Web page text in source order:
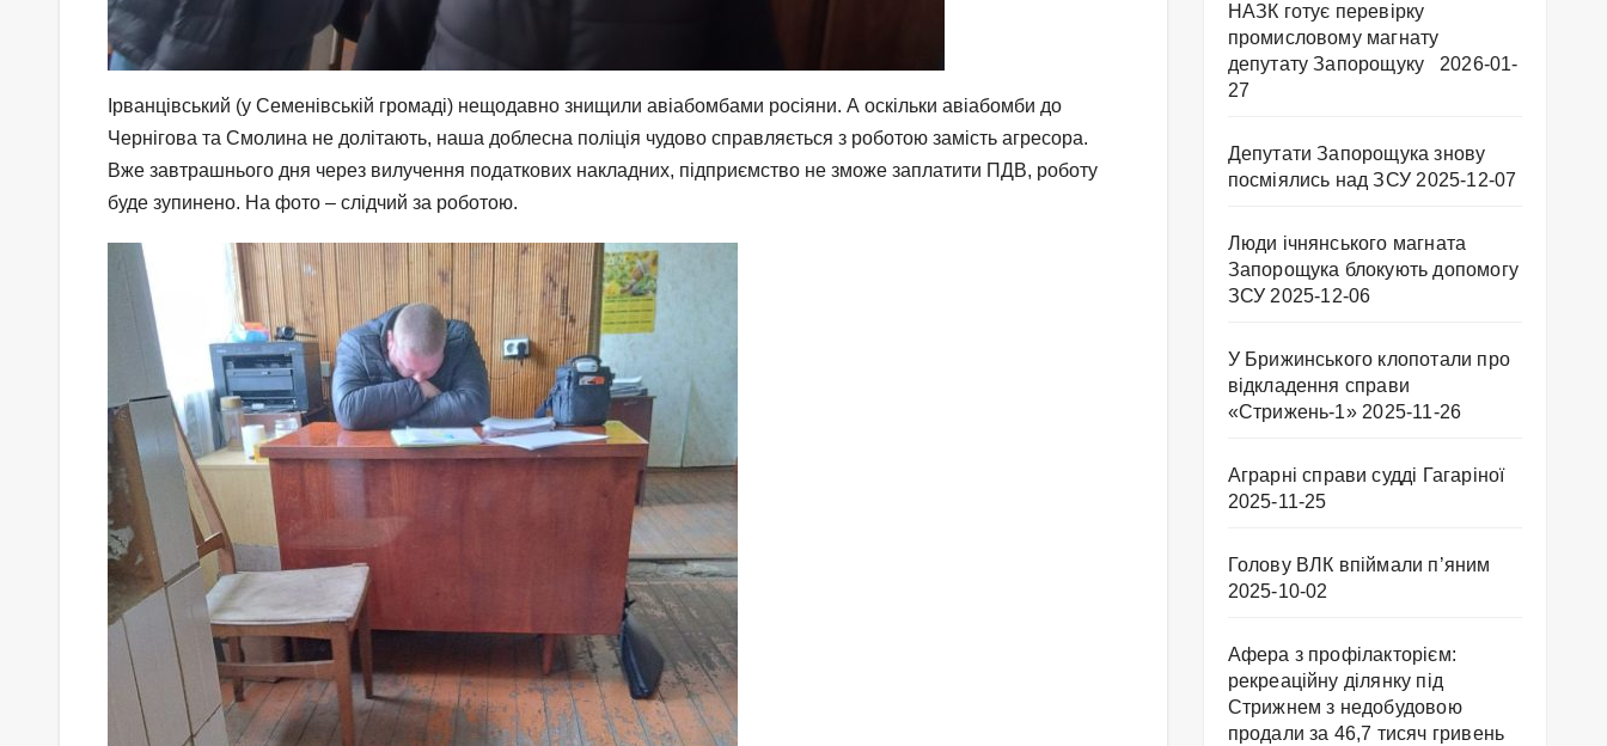
Ірванцівський (у Семенівській громаді) нещодавно знищили авіабомбами росіяни. А оскільки авіабомби до
Чернігова та Смолина не долітають, наша доблесна поліція чудово справляється з роботою замість агресора.
Вже завтрашнього дня через вилучення податкових накладних, підприємство не зможе заплатити ПДВ, роботу
буде зупинено. На фото – слідчий за роботою.
НАЗК готує перевірку
промисловому магнату
депутату Запорощуку
2026-01-
27
Депутати Запорощука знову
посміялись над ЗСУ 2025-12-07
Люди ічнянського магната
Запорощука блокують допомогу
ЗСУ 2025-12-06
У Брижинського клопотали про
відкладення справи
«Стрижень-1» 2025-11-26
Аграрні справи судді Гагаріної
2025-11-25
Голову ВЛК впіймали п’яним
2025-10-02
Афера з профілакторієм:
рекреаційну ділянку під
Стрижнем з недобудовою
продали за 46,7 тисяч гривень